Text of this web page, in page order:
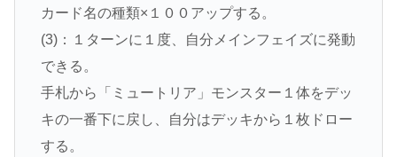
カード名の種類×１００アップする。
(3)：１ターンに１度、自分メインフェイズに発動
できる。
手札から「ミュートリア」モンスター１体をデッ
キの一番下に戻し、自分はデッキから１枚ドロー
する。